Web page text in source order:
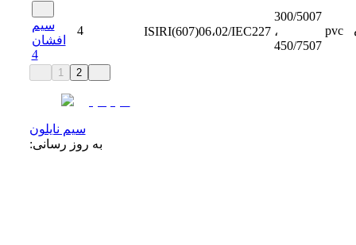
سیم
افشان
4
4 ISIRI(607)06،02/IEC227
300/5007
،
450/7507
pvc
1 2
سیم نایلون
به روز رسانی: